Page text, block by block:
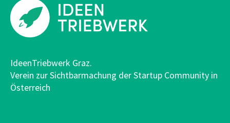
IdeenTriebwerk Graz.
Verein zur Sichtbarmachung der Startup Community in
Österreich